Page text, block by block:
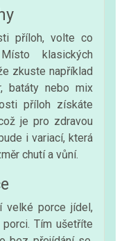
příloh, volte co
klasických
zkuste například
batáty nebo mix
příloh získáte
je pro zdravou
i variací, která
chutí a vůní.
velké porce jídel,
Tím ušetříte